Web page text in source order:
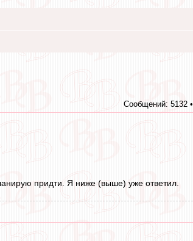
Сообщений: 5132 •
придти. Я ниже (выше) уже ответил.